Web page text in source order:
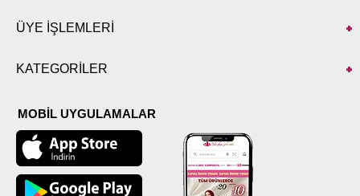
ÜYE İŞLEMLERİ
KATEGORİLER
MOBİL UYGULAMALAR